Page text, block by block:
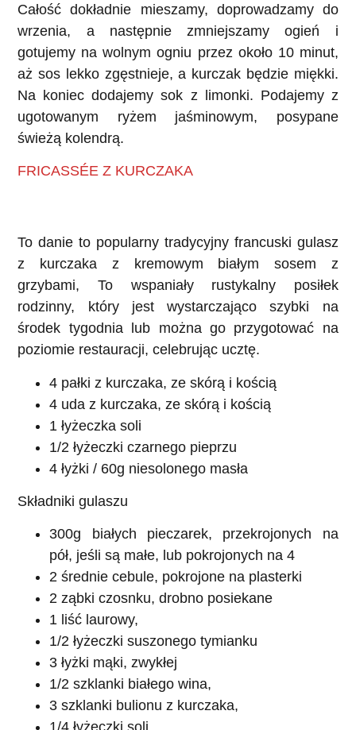
Całość dokładnie mieszamy, doprowadzamy do
wrzenia, a następnie zmniejszamy ogień i
gotujemy na wolnym ogniu przez około 10 minut,
aż sos lekko zgęstnieje, a kurczak będzie miękki.
Na koniec dodajemy sok z limonki. Podajemy z
ugotowanym ryżem jaśminowym, posypane
świeżą kolendrą.
FRICASSÉE Z KURCZAKA
To danie to popularny tradycyjny francuski gulasz
z kurczaka z kremowym białym sosem z
grzybami, To ​​wspaniały rustykalny posiłek
rodzinny, który jest wystarczająco szybki na
środek tygodnia lub można go przygotować na
poziomie restauracji, celebrując ucztę.
4 pałki z kurczaka, ze skórą i kością
4 uda z kurczaka, ze skórą i kością
1 łyżeczka soli
1/2 łyżeczki czarnego pieprzu
4 łyżki / 60g niesolonego masła
Składniki gulaszu
300g białych pieczarek, przekrojonych na
pół, jeśli są małe, lub pokrojonych na 4
2 średnie cebule, pokrojone na plasterki
2 ząbki czosnku, drobno posiekane
1 liść laurowy,
1/2 łyżeczki suszonego tymianku
3 łyżki mąki, zwykłej
1/2 szklanki białego wina,
3 szklanki bulionu z kurczaka,